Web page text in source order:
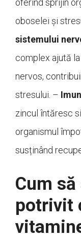
oboselei și
sistemului
complex ajută
nervos,
stresului. –
zincul întăresc
organismul
susținând
Cum
potrivit